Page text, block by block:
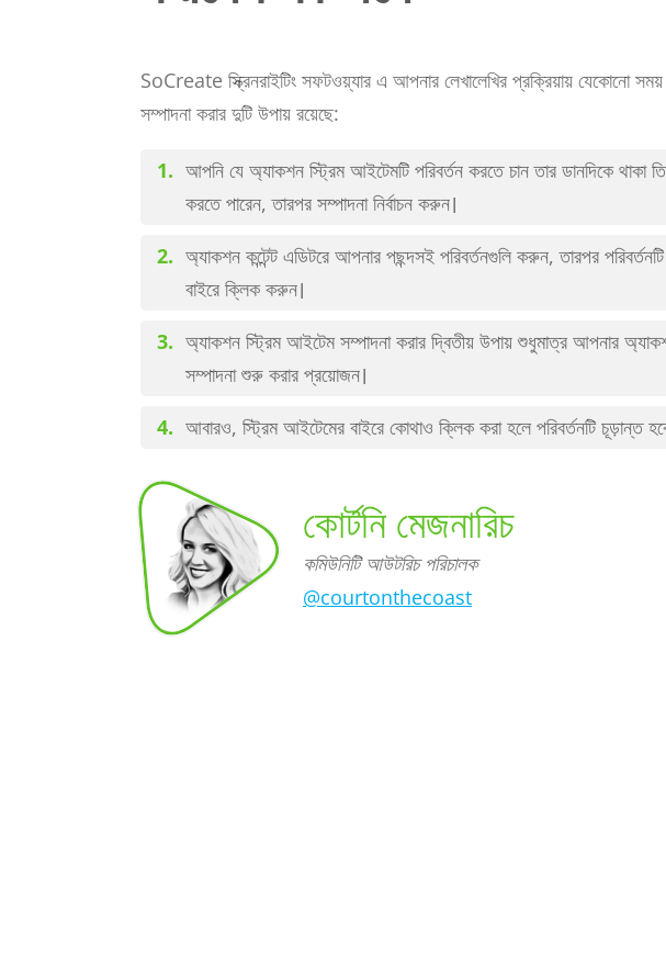
SoCreate স্ক্রিনরাইটিং সফটওয়্যার এ আপনার লেখালেখির প্রক্রিয়ায় যেকোনো
সম্পাদনা করার দুটি উপায় রয়েছে:
আপনি যে অ্যাকশন স্ট্রিম আইটেমটি পরিবর্তন করতে চান তার ডানদিকে
করতে পারেন, তারপর সম্পাদনা নির্বাচন করুন।
অ্যাকশন কন্টেন্ট এডিটরে আপনার পছন্দসই পরিবর্তনগুলি করুন, তারপর
বাইরে ক্লিক করুন।
অ্যাকশন স্ট্রিম আইটেম সম্পাদনা করার দ্বিতীয় উপায় শুধুমাত্র আপনার
সম্পাদনা শুরু করার প্রয়োজন।
আবারও, স্ট্রিম আইটেমের বাইরে কোথাও ক্লিক করা হলে পরিবর্তনটি চূড়ান্ত
কোর্টনি মেজনারিচ,
কমিউনিটি
আউটরিচ
পরিচালক
কোর্টনি মেজনারিচ
কমিউনিটি আউটরিচ পরিচালক
@courtonthecoast